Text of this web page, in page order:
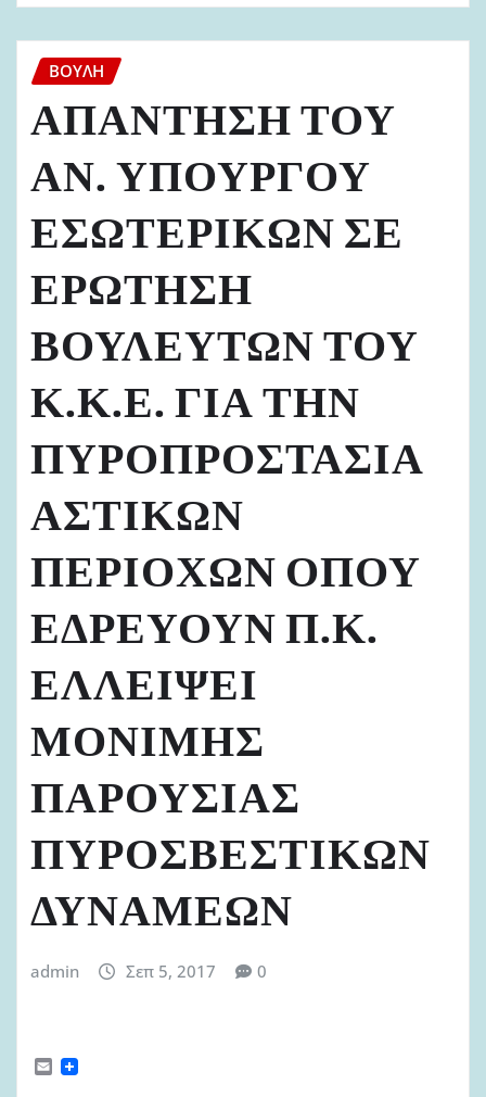
ΒΟΥΛΉ
ΑΠΑΝΤΗΣΗ ΤΟΥ
ΑΝ. ΥΠΟΥΡΓΟΥ
ΕΣΩΤΕΡΙΚΩΝ ΣΕ
ΕΡΩΤΗΣΗ
ΒΟΥΛΕΥΤΩΝ ΤΟΥ
Κ.Κ.Ε. ΓΙΑ ΤΗΝ
ΠΥΡΟΠΡΟΣΤΑΣΙΑ
ΑΣΤΙΚΩΝ
ΠΕΡΙΟΧΩΝ ΟΠΟΥ
ΕΔΡΕΥΟΥΝ Π.Κ.
ΕΛΛΕΙΨΕΙ
ΜΟΝΙΜΗΣ
ΠΑΡΟΥΣΙΑΣ
ΠΥΡΟΣΒΕΣΤΙΚΩΝ
ΔΥΝΑΜΕΩΝ
admin Σεπ 5, 2017 0
E
m